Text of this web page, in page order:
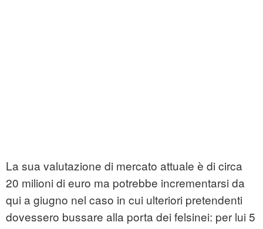
La sua valutazione di mercato attuale è di circa
20 milioni di euro ma potrebbe incrementarsi da
qui a giugno nel caso in cui ulteriori pretendenti
dovessero bussare alla porta dei felsinei: per lui 5